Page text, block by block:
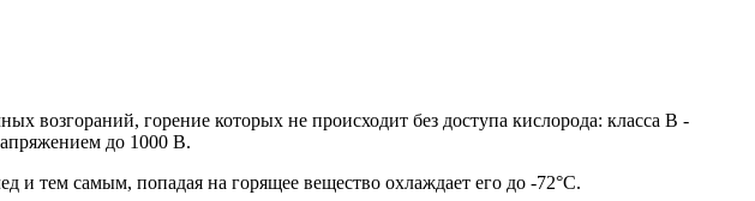
возгораний, горение которых не происходит без доступа кислорода: класса В -
до 1000 В.
и тем самым, попадая на горящее вещество охлаждает его до -72°C.